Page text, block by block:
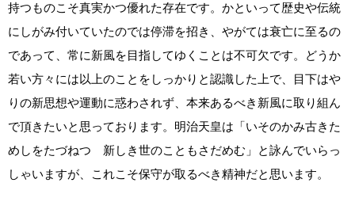
持つものこそ真実かつ優れた存在です。かといって歴史や伝統
にしがみ付いていたのでは停滞を招き、やがては衰亡に至るの
であって、常に新風を目指してゆくことは不可欠です。どうか
若い方々には以上のことをしっかりと認識した上で、目下はや
りの新思想や運動に惑わされず、本来あるべき新風に取り組ん
で頂きたいと思っております。明治天皇は「いそのかみ古きた
めしをたづねつゝ新しき世のこともさだめむ」と詠んでいらっ
しゃいますが、これこそ保守が取るべき精神だと思います。